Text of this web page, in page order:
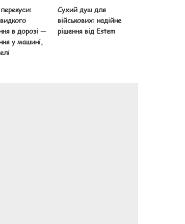
в дорозі —
у машині,
Сухий душ для
військових: надійне
рішення від Estem